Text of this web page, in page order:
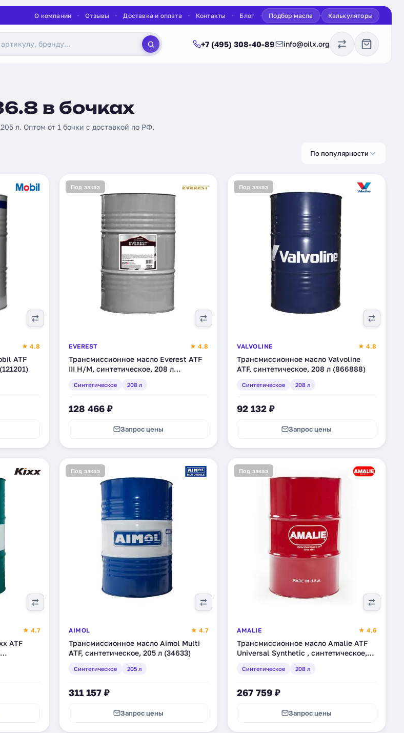
О компании Отзывы Доставка и оплата Контакты Блог Подбор масла Калькуляторы
+7 (495) 308-40-89 info@oilx.org
в бочках
л. Оптом от 1 бочки с доставкой по РФ.
По популярности
★ 4.8
ATF
Под заказ
EVEREST ★ 4.8
Трансмиссионное масло Everest ATF
III H/M, синтетическое, 208 л
Синтетическое 208 л
128 466 ₽
Запрос цены
Под заказ
VALVOLINE ★ 4.8
Трансмиссионное масло Valvoline
ATF, синтетическое, 208 л (866888)
Синтетическое 208 л
92 132 ₽
Запрос цены
★ 4.7
ATF
Под заказ
AIMOL ★ 4.7
Трансмиссионное масло Aimol Multi
ATF, синтетическое, 205 л (34633)
Синтетическое 205 л
311 157 ₽
Запрос цены
Под заказ
AMALIE ★ 4.6
Трансмиссионное масло Amalie ATF
Universal Synthetic , синтетическое,
Синтетическое 208 л
267 759 ₽
Запрос цены